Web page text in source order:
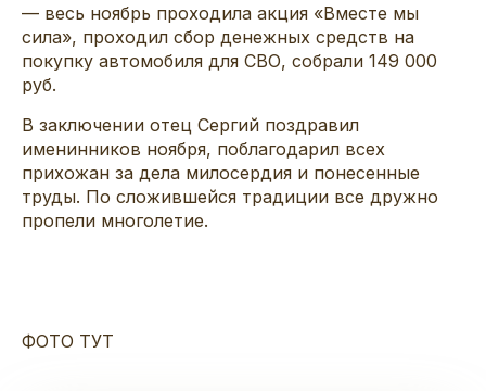
— весь ноябрь проходила акция «Вместе мы
сила», проходил сбор денежных средств на
покупку автомобиля для СВО, собрали 149 000
руб.
В заключении отец Сергий поздравил
именинников ноября, поблагодарил всех
прихожан за дела милосердия и понесенные
труды. По сложившейся традиции все дружно
пропели многолетие.
ФОТО ТУТ